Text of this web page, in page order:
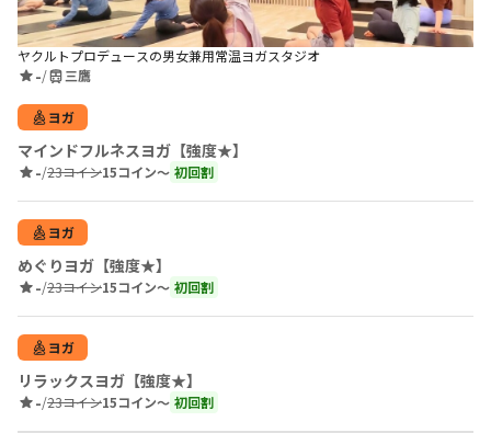
ヤクルトプロデュースの男女兼用常温ヨガスタジオ
-/ 三鷹
ヨガ
マインドフルネスヨガ【強度★】
-/23コイン15コイン〜 初回割
ヨガ
めぐりヨガ【強度★】
-/23コイン15コイン〜 初回割
ヨガ
リラックスヨガ【強度★】
-/23コイン15コイン〜 初回割